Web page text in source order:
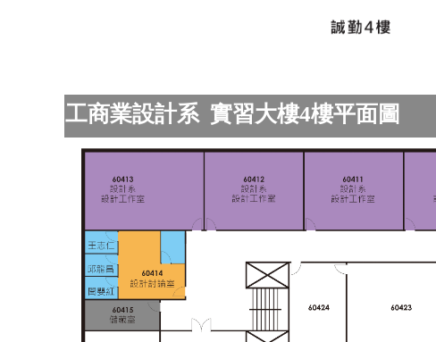
工商業設計系 實習大樓4樓平面圖